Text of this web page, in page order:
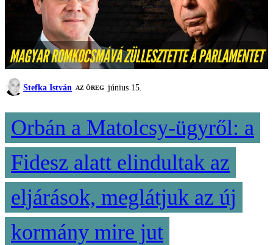
Stefka István AZ ÖREG június 15.
Orbán a Matolcsy-ügyről: a
Fidesz alatt elindultak az
eljárások, meglátjuk az új
kormány mire jut